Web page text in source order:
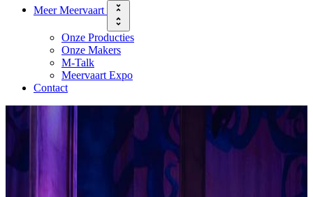
Meer Meervaart
Onze Producties
Onze Makers
M-Talk
Meervaart Expo
Contact